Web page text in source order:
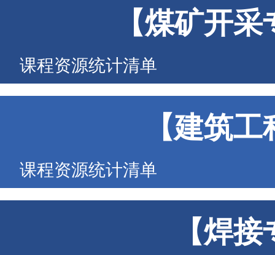
【煤矿开
课程资源统计清单
【建筑
课程资源统计清单
【焊